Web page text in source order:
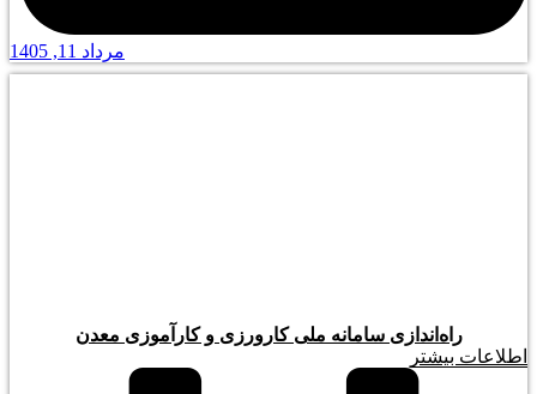
مرداد 11, 1405
راه‌اندازی سامانه ملی کارورزی و کارآموزی معدن
اطلاعات بیشتر